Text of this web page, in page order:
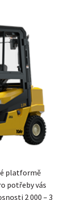
platformě
potřeby vás
2 000 – 3